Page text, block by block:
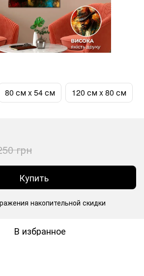
80 см x 54 см 120 см x 80 см
грн
Купить
накопительной скидки
В избранное